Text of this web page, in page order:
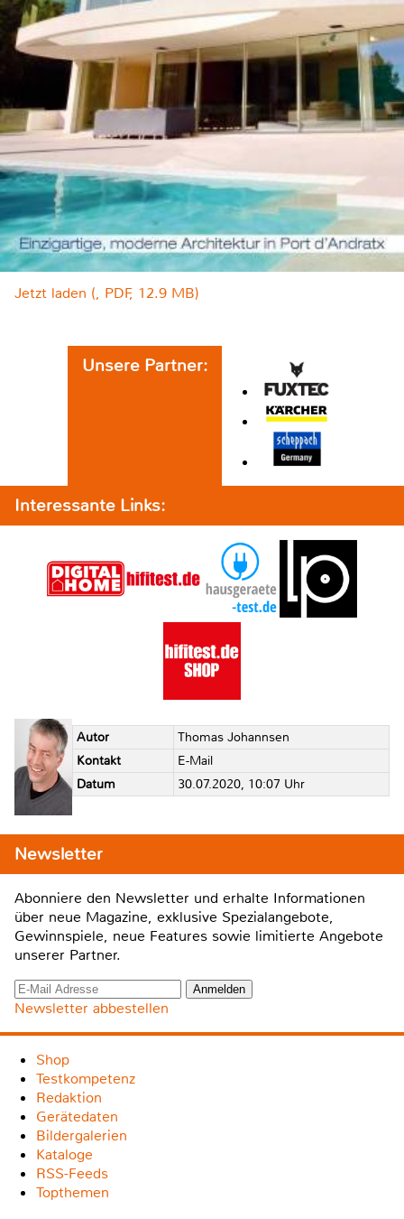
Jetzt laden (, PDF, 12.9 MB)
Unsere Partner:
Interessante Links:
Autor
Thomas Johannsen
Kontakt
E-Mail
Datum
30.07.2020, 10:07 Uhr
Newsletter
Abonniere den Newsletter und erhalte Informationen
über neue Magazine, exklusive Spezialangebote,
Gewinnspiele, neue Features sowie limitierte Angebote
unserer Partner.
Newsletter abbestellen
Shop
Testkompetenz
Redaktion
Gerätedaten
Bildergalerien
Kataloge
RSS-Feeds
Topthemen